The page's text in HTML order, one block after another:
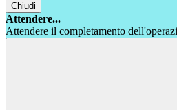
Chiudi
Attendere...
Attendere il completamento